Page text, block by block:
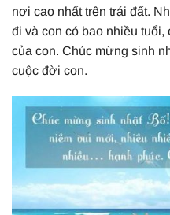
nơi cao nhất trên trái đất.
đi và con có bao nhiều
của con. Chúc mừng sinh
cuộc đời con.